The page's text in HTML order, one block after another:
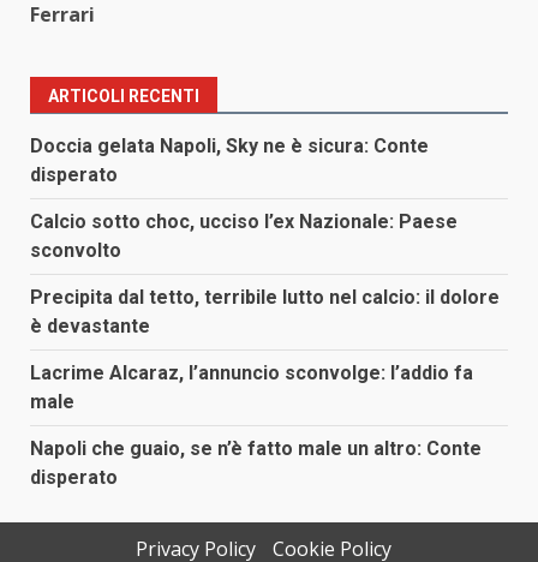
Ferrari
ARTICOLI RECENTI
Doccia gelata Napoli, Sky ne è sicura: Conte
disperato
Calcio sotto choc, ucciso l’ex Nazionale: Paese
sconvolto
Precipita dal tetto, terribile lutto nel calcio: il dolore
è devastante
Lacrime Alcaraz, l’annuncio sconvolge: l’addio fa
male
Napoli che guaio, se n’è fatto male un altro: Conte
disperato
Privacy Policy Cookie Policy